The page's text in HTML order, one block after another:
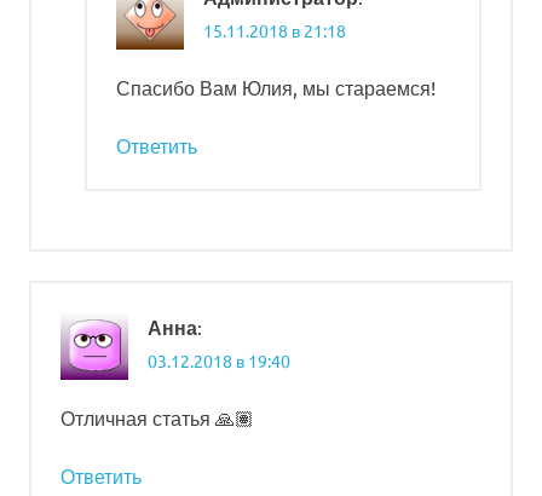
15.11.2018 в 21:18
Спасибо Вам Юлия, мы стараемся!
Ответить
Анна:
03.12.2018 в 19:40
Отличная статья 🙏🏽
Ответить